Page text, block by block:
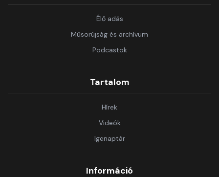
Élő adás
Műsorújság és archívum
Podcastok
Tartalom
Hírek
Videók
Igenaptár
Információ